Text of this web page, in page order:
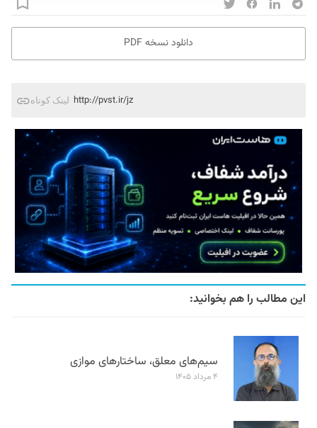
دانلود نسخه PDF
لینک کوتاه http://pvst.ir/jz
این مطالب را هم بخوانید:
سیم‌های معلق، ساختارهای موازی
۴ مرداد ۱۴۰۵